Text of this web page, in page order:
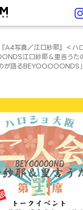
『A4写真／江口紗耶』＜ハ
江口紗耶＆里吉うた
が語るBEYOOOOONDS」